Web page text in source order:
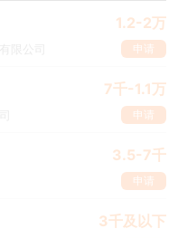
”用于人才筛选是一种高效的
也许造成某种程度的资源错
1.2-2万
申请
7千-1.1万
申请
3.5-7千
申请
3千及以下